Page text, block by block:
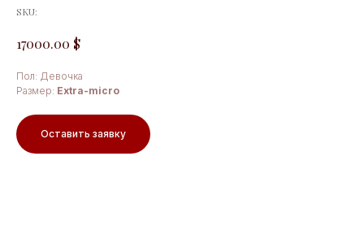
SKU:
17000.00 $
Пол: Девочка
Размер: Extra-micro
Оставить заявку